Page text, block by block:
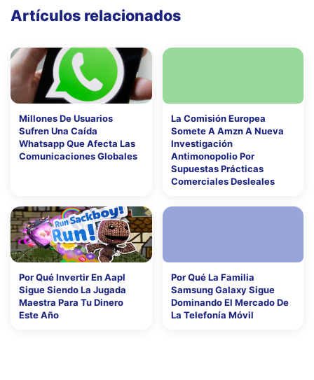
Artículos relacionados
Millones De Usuarios
Sufren Una Caída
Whatsapp Que Afecta Las
Comunicaciones Globales
La Comisión Europea
Somete A Amzn A Nueva
Investigación
Antimonopolio Por
Supuestas Prácticas
Comerciales Desleales
Por Qué Invertir En Aapl
Sigue Siendo La Jugada
Maestra Para Tu Dinero
Este Año
Por Qué La Familia
Samsung Galaxy Sigue
Dominando El Mercado De
La Telefonía Móvil